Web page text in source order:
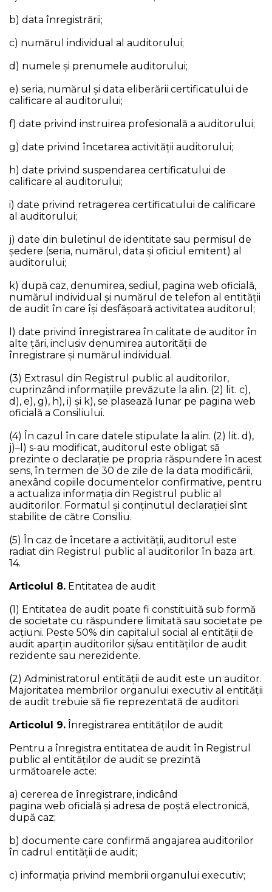
b) data înregistrării;
c) numărul individual al auditorului;
d) numele şi prenumele auditorului;
e) seria, numărul şi data eliberării certificatului de
calificare al auditorului;
f) date privind instruirea profesională a auditorului;
g) date privind încetarea activităţii auditorului;
h) date privind suspendarea certificatului de
calificare al auditorului;
i) date privind retragerea certificatului de calificare
al auditorului;
j) date din buletinul de identitate sau permisul de
ședere (seria, numărul, data şi oficiul emitent) al
auditorului;
k) după caz, denumirea, sediul, pagina web oficială,
numărul individual şi numărul de telefon al entităţii
de audit în care îşi desfăşoară activitatea auditorul;
l) date privind înregistrarea în calitate de auditor în
alte țări, inclusiv denumirea autorității de
înregistrare și numărul individual.
(3) Extrasul din Registrul public al auditorilor,
cuprinzând informaţiile prevăzute la alin. (2) lit. c),
d), e), g), h), i) şi k), se plasează lunar pe pagina web
oficială a Consiliului.
(4) În cazul în care datele stipulate la alin. (2) lit. d),
j)–l) s-au modificat, auditorul este obligat să
prezinte o declarație pe propria răspundere în acest
sens, în termen de 30 de zile de la data modificării,
anexând copiile documentelor confirmative, pentru
a actualiza informaţia din Registrul public al
auditorilor. Formatul și conținutul declarației sînt
stabilite de către Consiliu.
(5) În caz de încetare a activității, auditorul este
radiat din Registrul public al auditorilor în baza art.
14.
Articolul 8. Entitatea de audit
(1) Entitatea de audit poate fi constituită sub formă
de societate cu răspundere limitată sau societate pe
acțiuni. Peste 50% din capitalul social al entităţii de
audit aparţin auditorilor şi/sau entităţilor de audit
rezidente sau nerezidente.
(2) Administratorul entităţii de audit este un auditor.
Majoritatea membrilor organului executiv al entității
de audit trebuie să fie reprezentată de auditori.
Articolul 9. Înregistrarea entităţilor de audit
Pentru a înregistra entitatea de audit în Registrul
public al entităţilor de audit se prezintă
următoarele acte:
a) cererea de înregistrare, indicând
pagina web oficială și adresa de poștă electronică,
după caz;
b) documente care confirmă angajarea auditorilor
în cadrul entității de audit;
c) informația privind membrii organului executiv;